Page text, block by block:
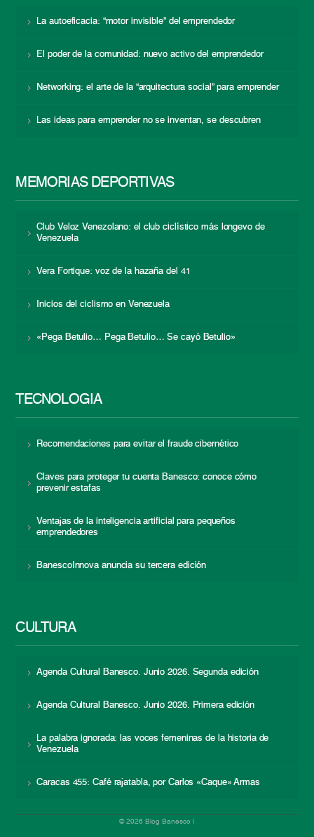
La autoeficacia: “motor invisible” del emprendedor
El poder de la comunidad: nuevo activo del emprendedor
Networking: el arte de la “arquitectura social” para emprender
Las ideas para emprender no se inventan, se descubren
MEMORIAS DEPORTIVAS
Club Veloz Venezolano: el club ciclístico más longevo de
Venezuela
Vera Fortique: voz de la hazaña del 41
Inicios del ciclismo en Venezuela
«Pega Betulio… Pega Betulio… Se cayó Betulio»
TECNOLOGÍA
Recomendaciones para evitar el fraude cibernético
Claves para proteger tu cuenta Banesco: conoce cómo
prevenir estafas
Ventajas de la inteligencia artificial para pequeños
emprendedores
BanescoInnova anuncia su tercera edición
CULTURA
Agenda Cultural Banesco. Junio 2026. Segunda edición
Agenda Cultural Banesco. Junio 2026. Primera edición
La palabra ignorada: las voces femeninas de la historia de
Venezuela
Caracas 455: Café rajatabla, por Carlos «Caque» Armas
© 2026 Blog Banesco |